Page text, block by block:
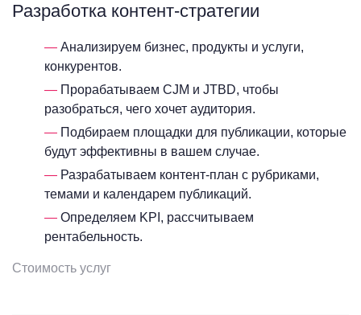
Разработка контент-стратегии
Анализируем бизнес, продукты и услуги,
конкурентов.
Прорабатываем CJM и JTBD, чтобы
разобраться, чего хочет аудитория.
Подбираем площадки для публикации, которые
будут эффективны в вашем случае.
Разрабатываем контент-план с рубриками,
темами и календарем публикаций.
Определяем KPI, рассчитываем
рентабельность.
Стоимость услуг